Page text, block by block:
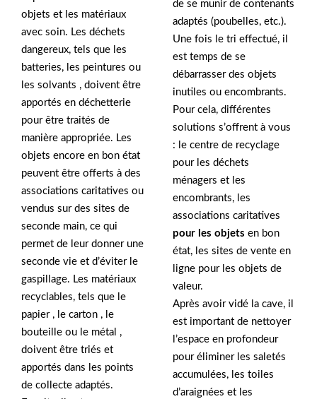
objets et les matériaux
avec soin. Les déchets
dangereux, tels que les
batteries, les peintures ou
les solvants , doivent être
apportés en déchetterie
pour être traités de
manière appropriée. Les
objets encore en bon état
peuvent être offerts à des
associations caritatives ou
vendus sur des sites de
seconde main, ce qui
permet de leur donner une
seconde vie et d’éviter le
gaspillage. Les matériaux
recyclables, tels que le
papier , le carton , le
bouteille ou le métal ,
doivent être triés et
apportés dans les points
de collecte adaptés.
de se munir de contenants
adaptés (poubelles, etc.).
Une fois le tri effectué, il
est temps de se
débarrasser des objets
inutiles ou encombrants.
Pour cela, différentes
solutions s’offrent à vous
: le centre de recyclage
pour les déchets
ménagers et les
encombrants, les
associations caritatives
pour les objets en bon
état, les sites de vente en
ligne pour les objets de
valeur.
Après avoir vidé la cave, il
est important de nettoyer
l’espace en profondeur
pour éliminer les saletés
accumulées, les toiles
d’araignées et les